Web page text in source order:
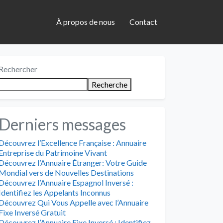
À propos de nous Contact
Recherche
messages
l’Excellence Française : Annuaire
du Patrimoine Vivant
l’Annuaire Étranger: Votre Guide
vers de Nouvelles Destinations
l’Annuaire Espagnol Inversé :
les Appelants Inconnus
Qui Vous Appelle avec l’Annuaire
Inversé Gratuit